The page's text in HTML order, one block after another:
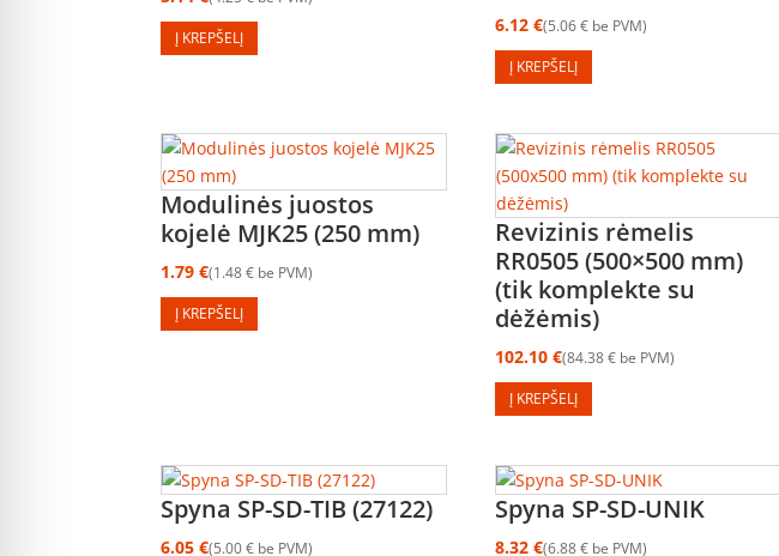
Į KREPŠELĮ
6.12€ 5.06€ be PVM
Į KREPŠELĮ
Modulinės juostos
kojelė MJK25 (250 mm)
1.79€ 1.48€ be PVM
Į KREPŠELĮ
Revizinis rėmelis
RR0505 (500×500 mm)
(tik komplekte su
dėžėmis)
102.10€ 84.38€ be PVM
Į KREPŠELĮ
Spyna SP-SD-TIB (27122)
6.05€ 5.00€ be PVM
Spyna SP-SD-UNIK
8.32€ 6.88€ be PVM